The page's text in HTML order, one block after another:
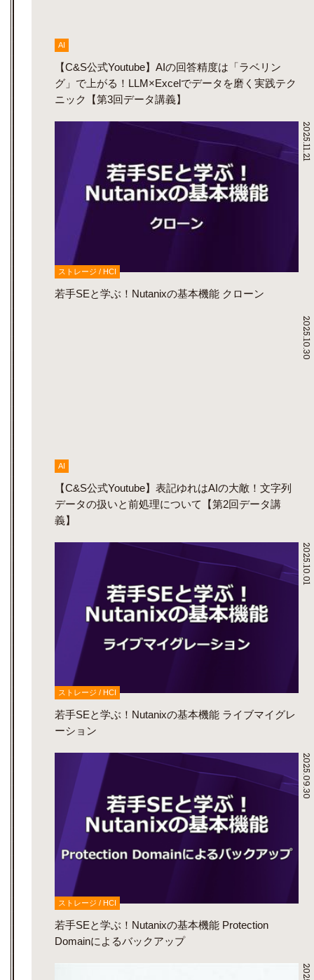
AI
【C&S公式Youtube】AIの回答精度は「ラベリン
グ」で上がる！LLM×Excelでデータを磨く実践テク
ニック【第3回データ講義】
2025.11.21
ストレージ / HCI
若手SEと学ぶ！Nutanixの基本機能 クローン
2025.10.30
AI
【C&S公式Youtube】表記ゆれはAIの大敵！文字列
データの扱いと前処理について【第2回データ講
義】
2025.10.01
ストレージ / HCI
若手SEと学ぶ！Nutanixの基本機能 ライブマイグレ
ーション
2025.09.30
ストレージ / HCI
若手SEと学ぶ！Nutanixの基本機能 Protection
Domainによるバックアップ